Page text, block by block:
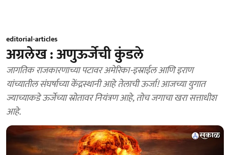
editorial-articles
अग्रलेख : अणुऊर्जेची कुंडले
जागतिक राजकारणाच्या पटावर अमेरिका-इस्राईल आणि इराण
यांच्यातील संघर्षाच्या केंद्रस्थानी आहे तेलाची ऊर्जा! आजच्या युगात
ज्याच्याकडे ऊर्जेच्या स्रोतावर नियंत्रण आहे, तोच जगाचा खरा सत्ताधीश
आहे.